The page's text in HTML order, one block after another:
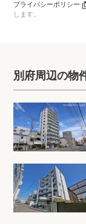
プライバシーポリシー
します。
別府周辺の物